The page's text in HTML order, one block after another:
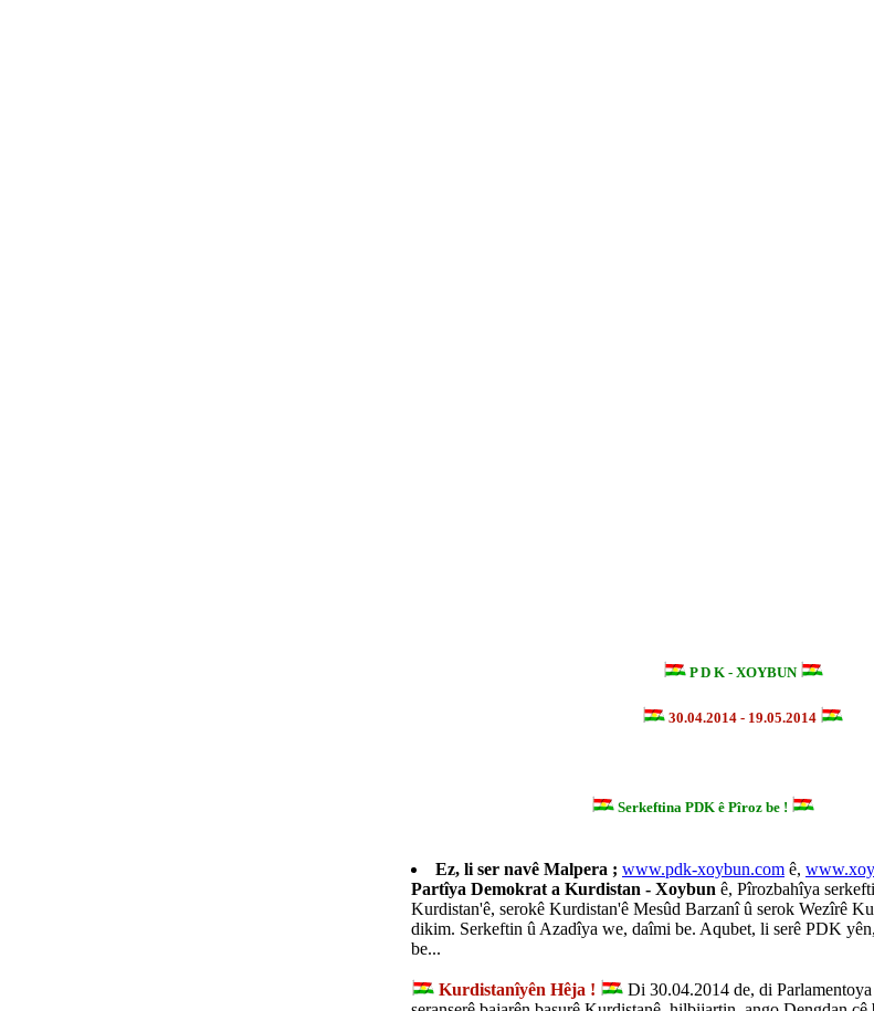
P D K - XOYBUN
30.04.2014 - 19.05.2014
Serkeftina PDK ê Pîroz be !
Ez, li ser navê Malpera ; www.pdk-xoybun.com ê,
Partîya Demokrat a Kurdistan - Xoybun ê, Pîrozbahîya
Kurdistan'ê, serokê Kurdistan'ê Mesûd Barzanî û serok Wezîrê
dikim. Serkeftin û Azadîya we, daîmi be. Aqubet, li serê PDK
be...
Kurdistanîyên Hêja !
Di 30.04.2014 de, di